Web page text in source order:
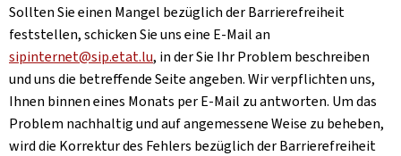
Sollten Sie einen Mangel bezüglich der Barrierefreiheit
feststellen, schicken Sie uns eine E-Mail an
sipinternet@sip.etat.lu, in der Sie Ihr Problem beschreiben
und uns die betreffende Seite angeben. Wir verpflichten uns,
Ihnen binnen eines Monats per E-Mail zu antworten. Um das
Problem nachhaltig und auf angemessene Weise zu beheben,
wird die Korrektur des Fehlers bezüglich der Barrierefreiheit